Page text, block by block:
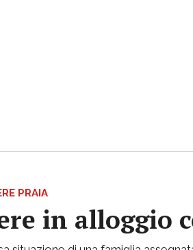
PRAIA
in alloggio